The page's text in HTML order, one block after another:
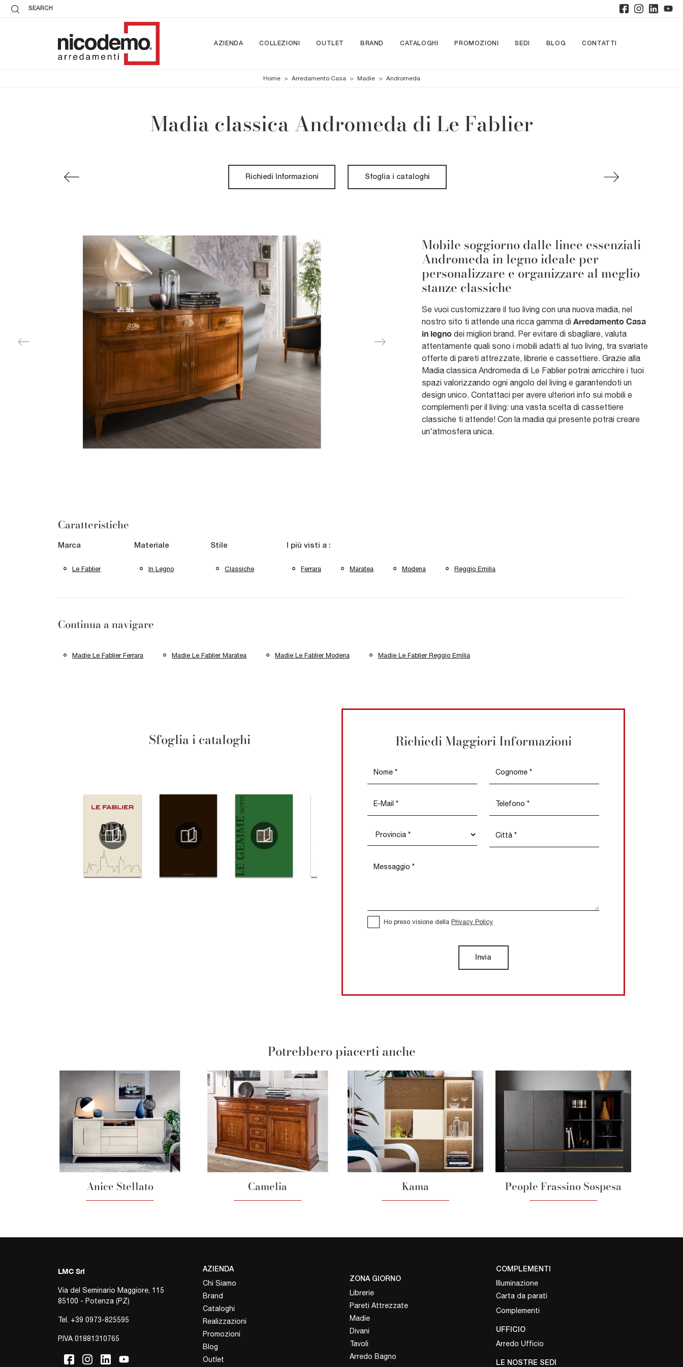
SEARCH
AZIENDA COLLEZIONI OUTLET BRAND CATALOGHI PROMOZIONI SEDI BLOG CONTATTI
Home > Arredamento Casa > Madie > Andromeda
Madia classica Andromeda di Le Fablier
Richiedi Informazioni Sfoglia i cataloghi
Mobile soggiorno dalle linee essenziali
Andromeda in legno ideale per
personalizzare e organizzare al meglio
stanze classiche
Se vuoi customizzare il tuo living con una nuova madia, nel
nostro sito ti attende una ricca gamma di Arredamento Casa
in legno dei migliori brand. Per evitare di sbagliare, valuta
attentamente quali sono i mobili adatti al tuo living, tra svariate
offerte di pareti attrezzate, librerie e cassettiere. Grazie alla
Madia classica Andromeda di Le Fablier potrai arricchire i tuoi
spazi valorizzando ogni angolo del living e garantendoti un
design unico. Contattaci per avere ulteriori info sui mobili e
complementi per il living: una vasta scelta di cassettiere
classiche ti attende! Con la madia qui presente potrai creare
un'atmosfera unica.
Caratteristiche
Marca
Le Fablier
Materiale
In Legno
Stile
Classiche
I più visti a :
Ferrara Maratea Modena Reggio Emilia
Continua a navigare
Madie Le Fablier Ferrara Madie Le Fablier Maratea Madie Le Fablier Modena Madie Le Fablier Reggio Emilia
Sfoglia i cataloghi Richiedi Maggiori Informazioni
Ho preso visione della Privacy Policy
Invia
Potrebbero piacerti anche
Anice Stellato Camelia Kama People Frassino Sospesa
LMC Srl
Via del Seminario Maggiore, 115
85100 - Potenza (PZ)
Tel. +39 0973-825595
P.IVA 01881310765
AZIENDA
Chi Siamo
Brand
Cataloghi
Realizzazioni
Promozioni
Blog
Outlet
ZONA GIORNO
Librerie
Pareti Attrezzate
Madie
Divani
Tavoli
Arredo Bagno
COMPLEMENTI
Illuminazione
Carta da parati
Complementi
UFFICIO
Arredo Ufficio
LE NOSTRE SEDI